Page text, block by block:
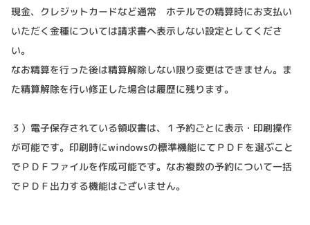
現金、クレジットカードなど通常 ホテルでの精算時にお支払い
いただく金種については請求書へ表示しない設定としてくださ
い。
なお精算を行った後は精算解除しない限り変更はできません。ま
た精算解除を行い修正した場合は履歴に残ります。
３）電子保存されている領収書は、１予約ごとに表示・印刷操作
が可能です。印刷時にwindowsの標準機能にてＰＤＦを選ぶこと
でＰＤＦファイルを作成可能です。なお複数の予約について一括
でＰＤＦ出力する機能はございません。